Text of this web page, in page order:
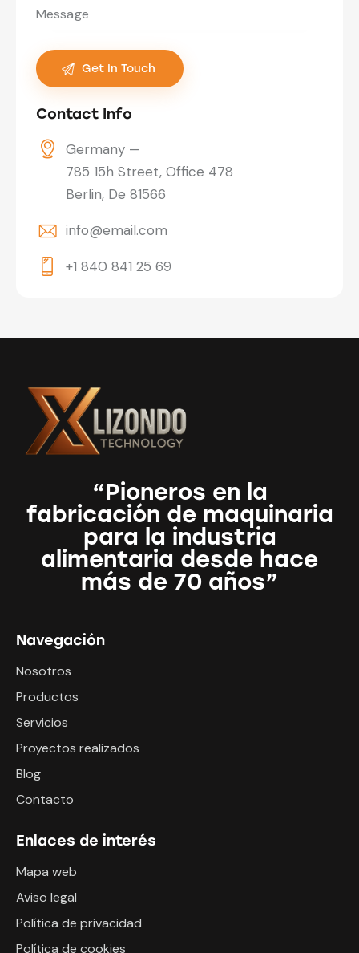
Contact Info
Germany —
785 15h Street, Office 478
Berlin, De 81566
info@email.com
+1 840 841 25 69
“Pioneros en la
fabricación de maquinaria
para la industria
alimentaria desde hace
más de 70 años”
Navegación
Nosotros
Productos
Servicios
Proyectos realizados
Blog
Contacto
Enlaces de interés
Mapa web
Aviso legal
Política de privacidad
Política de cookies